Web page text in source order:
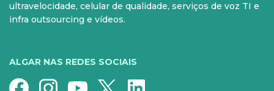
Fixo
Super Wi-Fi
Aparelhos
ultravelocidade, celular de qualidade, serviços de voz TI e
infra outsourcing e vídeos.
ALGAR NAS REDES SOCIAIS